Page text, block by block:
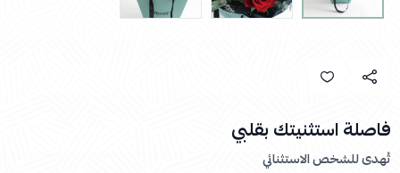
فاصلة استثنيتك بقلبي
تُهدى للشخص الاستثنائي